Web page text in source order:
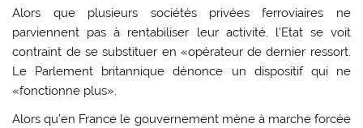
Alors que plusieurs sociétés privées ferroviaires ne
parviennent pas à rentabiliser leur activité, l’Etat se voit
contraint de se substituer en «opérateur de dernier ressort.
Le Parlement britannique dénonce un dispositif qui ne
«fonctionne plus».
Alors qu’en France le gouvernement mène à marche forcée